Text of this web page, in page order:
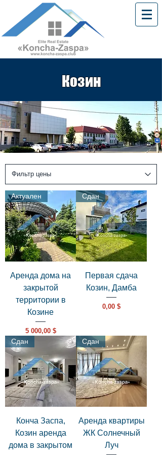
Козин
Актуален
Аренда дома на
закрытой
территории в
Козине
Цена
5 000,00 $
Сдан
Первая сдача
Козин, Дамба
Цена
0,00 $
Сдан
Конча Заспа,
Козин аренда
дома в закрытом
Сдан
Аренда квартиры
ЖК Солнечный
Луч